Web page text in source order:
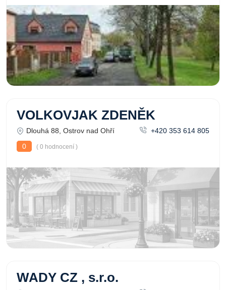
VOLKOVJAK ZDENĚK
Dlouhá 88, Ostrov nad Ohří
+420 353 614 805
0
( 0 hodnocení )
WADY CZ , s.r.o.